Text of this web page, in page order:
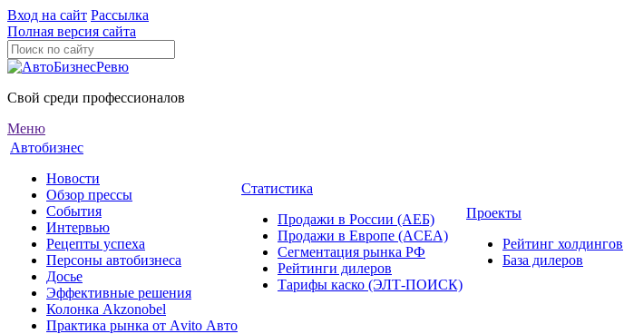
Вход на сайт Рассылка
Полная версия сайта
Свой среди профессионалов
Меню
Автобизнес
Новости
Обзор прессы
События
Интервью
Рецепты успеха
Персоны автобизнеса
Досье
Эффективные решения
Колонка Akzonobel
Практика рынка от Аvito Авто
Статистика
Продажи в России (АЕБ)
Продажи в Европе (ACEA)
Сегментация рынка РФ
Рейтинги дилеров
Тарифы каско (ЭЛТ-ПОИСК)
Проекты
Рейтинг холдингов
База дилеров